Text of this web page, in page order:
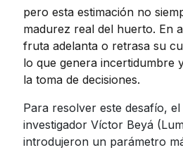
pero esta estimación no
madurez real del huerto. En
fruta adelanta o retrasa su
lo que genera incertidumbre
la toma de decisiones.
Para resolver este desafío,
investigador Víctor Beyá
introdujeron un parámetro